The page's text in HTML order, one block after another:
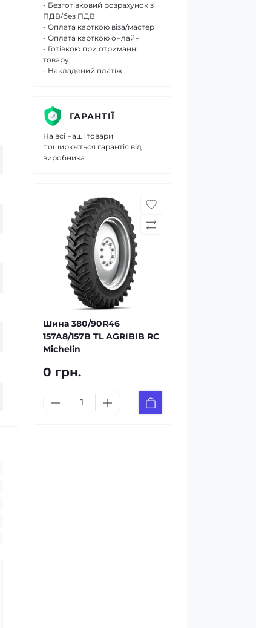
- Безготівковий розрахунок з
ПДВ/без ПДВ
- Оплата карткою віза/мастер
- Оплата карткою онлайн
- Готівкою при отриманні
товару
- Накладений платіж
ГАРАНТІЇ
На всі наші товари
поширюється гарантія від
виробника
Шина 380/90R46
157A8/157B TL AGRIBIB RC
Michelin
0 грн.